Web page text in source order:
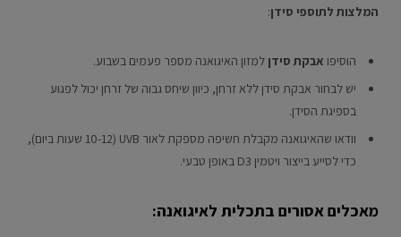
המלצות לתוספי סידן:
הוסיפו אבקת סידן למזון האיגואנה מספר פעמים בשבוע.
יש לבחור אבקת סידן ללא זרחן, כיוון שיחס גבוה של זרחן יכול לפגוע
בספיגת הסידן.
וודאו שהאיגואנה מקבלת חשיפה מספקת לאור UVB (10-12 שעות ביום),
כדי לסייע בייצור ויטמין D3 באופן טבעי.
מאכלים אסורים בתכלית לאיגואנה: